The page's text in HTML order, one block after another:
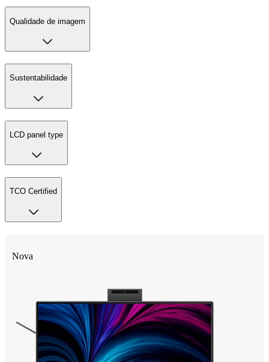
Qualidade de imagem
Sustentabilidade
LCD panel type
TCO Certified
Nova